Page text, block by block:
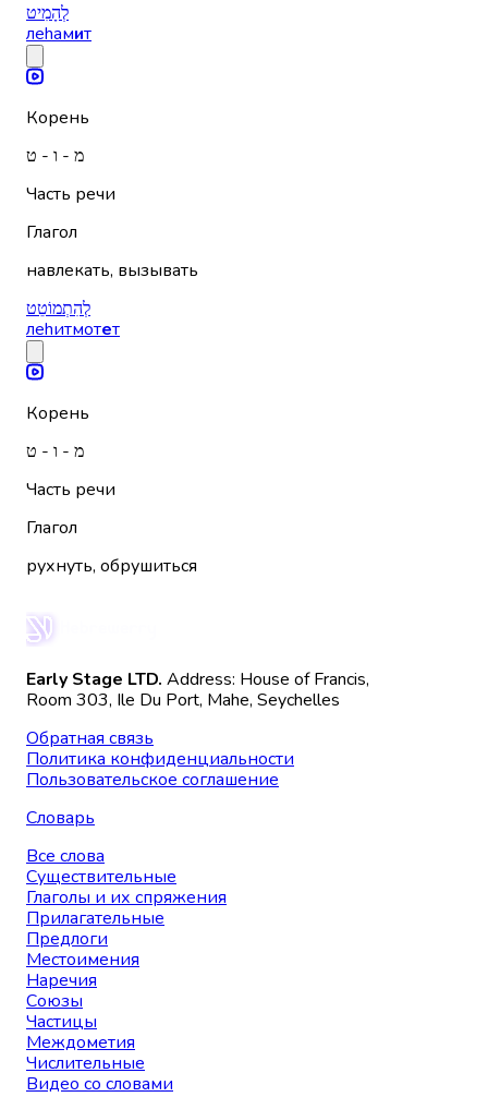
לְהָמִיט
леhамит
Корень
מ - ו - ט
Часть речи
Глагол
навлекать, вызывать
לְהִתְמוֹטֵט
леhитмотет
Корень
מ - ו - ט
Часть речи
Глагол
рухнуть, обрушиться
Early Stage LTD. Address: House of Francis,
Room 303, Ile Du Port, Mahe, Seychelles
Обратная связь
Политика конфиденциальности
Пользовательское соглашение
Словарь
Все слова
Существительные
Глаголы и их спряжения
Прилагательные
Предлоги
Местоимения
Наречия
Союзы
Частицы
Междометия
Числительные
Видео со словами